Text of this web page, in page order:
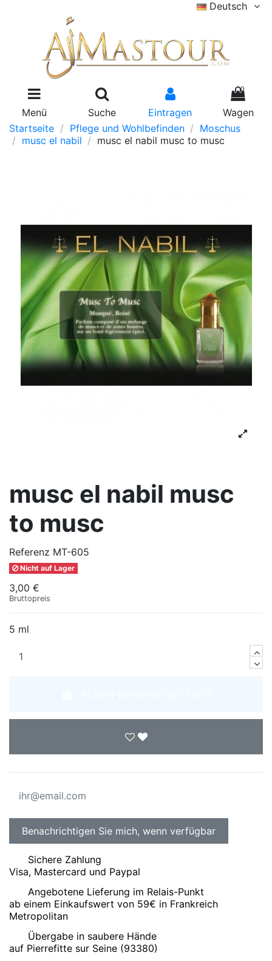
Deutsch
Menü Suche Eintragen
0
Wagen
Startseite
Pflege und Wohlbefinden
Moschus
musc el nabil
musc el nabil musc to musc
musc el nabil musc
to musc
Referenz MT-605
Nicht auf Lager
3,00 €
Bruttopreis
5 ml
Sichere Zahlung
Visa, Mastercard und Paypal
Angebotene Lieferung im Relais-Punkt
ab einem Einkaufswert von 59€ in Frankreich
Metropolitan
Übergabe in saubere Hände
auf Pierrefitte sur Seine (93380)